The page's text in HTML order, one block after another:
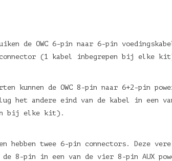
de OWC 6-pin naar 6-pin
connector (1 kabel inbegrepen bij elke
kunnen de OWC 8-pin naar 6+2-pin
het andere eind van de kabel in een
bij elke kit).
hebben twee 6-pin connectors. Deze
8-pin in een van de vier 8-pin AUX